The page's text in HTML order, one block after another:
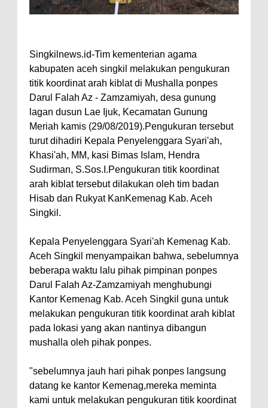
Singkilnews.id-Tim kementerian agama
kabupaten aceh singkil melakukan pengukuran
titik koordinat arah kiblat di Mushalla ponpes
Darul Falah Az - Zamzamiyah, desa gunung
lagan dusun Lae Ijuk, Kecamatan Gunung
Meriah kamis (29/08/2019).Pengukuran tersebut
turut dihadiri Kepala Penyelenggara Syari'ah,
Khasi'ah, MM, kasi Bimas Islam, Hendra
Sudirman, S.Sos.I.Pengukuran titik koordinat
arah kiblat tersebut dilakukan oleh tim badan
Hisab dan Rukyat KanKemenag Kab. Aceh
Singkil.
Kepala Penyelenggara Syari'ah Kemenag Kab.
Aceh Singkil menyampaikan bahwa, sebelumnya
beberapa waktu lalu pihak pimpinan ponpes
Darul Falah Az-Zamzamiyah menghubungi
Kantor Kemenag Kab. Aceh Singkil guna untuk
melakukan pengukuran titik koordinat arah kiblat
pada lokasi yang akan nantinya dibangun
mushalla oleh pihak ponpes.
"sebelumnya jauh hari pihak ponpes langsung
datang ke kantor Kemenag,mereka meminta
kami untuk melakukan pengukuran titik koordinat